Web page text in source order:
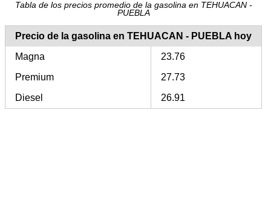
Tabla de los precios promedio de la gasolina en TEHUACAN -
PUEBLA
Precio de la gasolina en TEHUACAN - PUEBLA hoy
Magna
23.76
Premium
27.73
Diesel
26.91